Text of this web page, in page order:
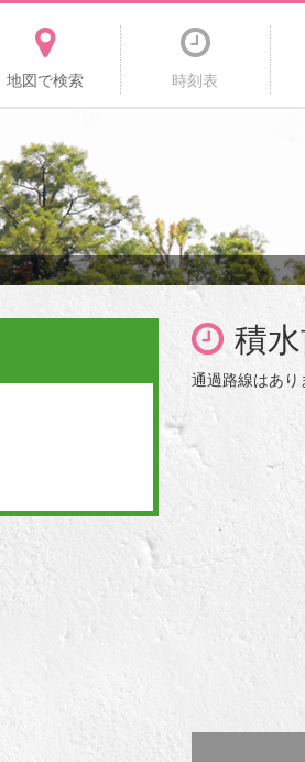
地図で検索 時刻表
積
通過路線はあり